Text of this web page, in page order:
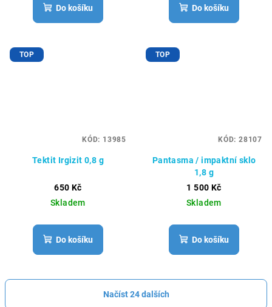
Do košíku Do košíku
TOP
Tektit Irgizit 0,8 g
650 Kč
Skladem
Do košíku
KÓD: 13985
TOP
Pantasma / impaktní sklo
1,8 g
1 500 Kč
Skladem
Do košíku
KÓD:28107
Načíst 24 dalších